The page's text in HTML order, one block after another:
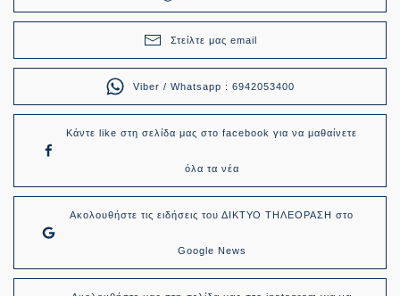
Στείλτε μας email
Viber / Whatsapp : 6942053400
Κάντε like στη σελίδα μας στο facebook για να μαθαίνετε
όλα τα νέα
Ακολουθήστε τις ειδήσεις του ΔΙΚΤΥΟ ΤΗΛΕΟΡΑΣΗ στο
Google News